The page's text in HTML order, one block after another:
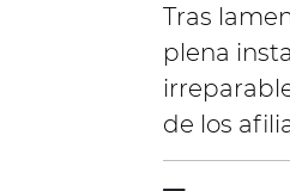
Tras
plena
de los